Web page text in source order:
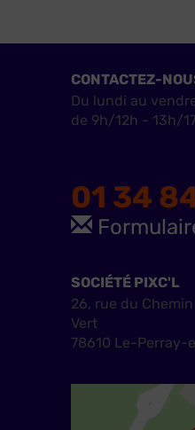
CONTACTEZ-
Du lundi au
de 9h/12h - 13h/
01 34
SOCIÉTÉ PIXC'L
26, rue du
Vert
78610 Le-Perray-